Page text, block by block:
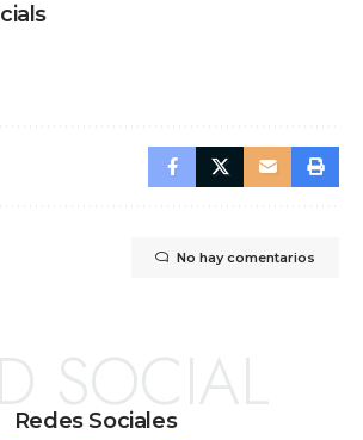
No hay comentarios
Redes Sociales
SOCIAL